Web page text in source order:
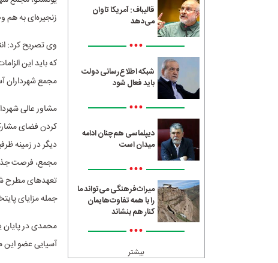
قالیباف: آمریکا تاوان
می‌دهد
•••
شبکه اطلاع‌رسانی دولت
باید فعال شود
•••
دیپلماسی هم‌چنان ادامه
میدان است
•••
میراث‌فرهنگی می‌تواند ما
را با همه تفاوت‌هایمان
کنار هم بنشاند
•••
بیشتر
زنجیره‌ای به هم
مجمع شهرداران
مشاور عالی
کردن فضای
دیگر در زمینه
مجمع، فرصت جذب
تعهدهای مطرح
جمله مزایای
محمدی در پایان
آسیایی عضو این